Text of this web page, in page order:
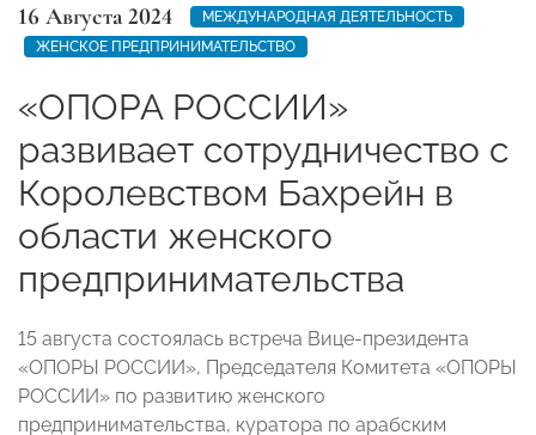
16 Августа 2024
МЕЖДУНАРОДНАЯ ДЕЯТЕЛЬНОСТЬ
ЖЕНСКОЕ ПРЕДПРИНИМАТЕЛЬСТВО
«ОПОРА РОССИИ»
развивает сотрудничество с
Королевством Бахрейн в
области женского
предпринимательства
15 августа состоялась встреча Вице-президента
«ОПОРЫ РОССИИ», Председателя Комитета «ОПОРЫ
РОССИИ» по развитию женского
предпринимательства, куратора по арабским